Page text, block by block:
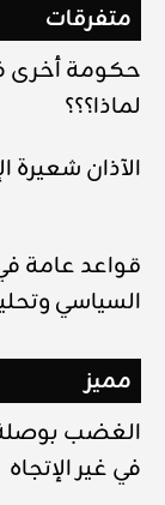
متفرقات
حكومة
لماذا؟؟؟
الآذان شعيرة
قواعد عامة
السياسي
مميز
الغضب
في غير الإتجاه